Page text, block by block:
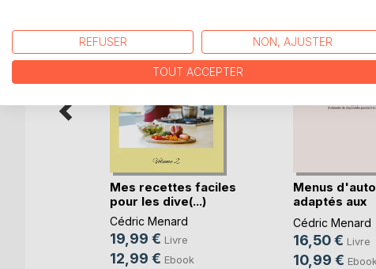
Mes recettes faciles
pour les dive(...)
Cédric Menard
19,99 € Livre
12,99 € Ebook
Menus
adaptés aux
règles(...)
Cédric Menard
16,50 € Livre
10,99 € Ebook
REFUSER NON, AJUSTER
TOUT ACCEPTER